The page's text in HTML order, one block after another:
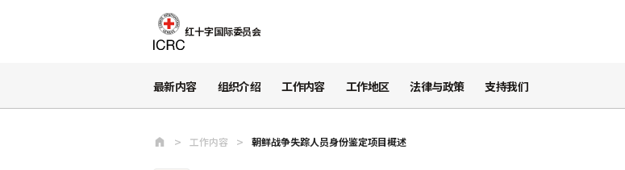
红十字国际委员会
最新内容 组织介绍 工作内容 工作地区 法律与政策 支持我们
工作内容 朝鲜战争失踪人员身份鉴定项目概述